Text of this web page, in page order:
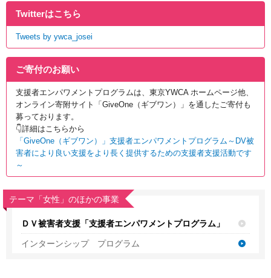
Twitterはこちら
Tweets by ywca_josei
ご寄付のお願い
支援者エンパワメントプログラムは、東京YWCA ホームページ他、
オンライン寄附サイト「GiveOne （ギブワン）」を通したご寄付も
募っております。
👇詳細はこちらから
「GiveOne（ギブワン）」支援者エンパワメントプログラム～DV被
害者により良い支援をより長く提供するための支援者支援活動です
～
テーマ「女性」のほかの事業
ＤＶ被害者支援「支援者エンパワメントプログラム」
インターンシップ プログラム